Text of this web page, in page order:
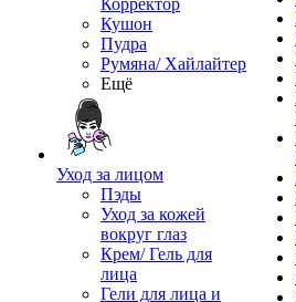
Корректор
Кушон
Пудра
Румяна/ Хайлайтер
Ещё
Уход за лицом
Пэды
Уход за кожей
вокруг глаз
Крем/ Гель для
лица
Гели для лица и